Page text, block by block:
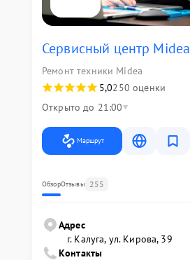
Сервисный центр Midea
Ремонт техники Midea
5,0250 оценки
Открыто до 21:00
Маршрут
ОбзорОтзывы 255
Адрес
г. Калуга, ул. Кирова, 39
Контакты